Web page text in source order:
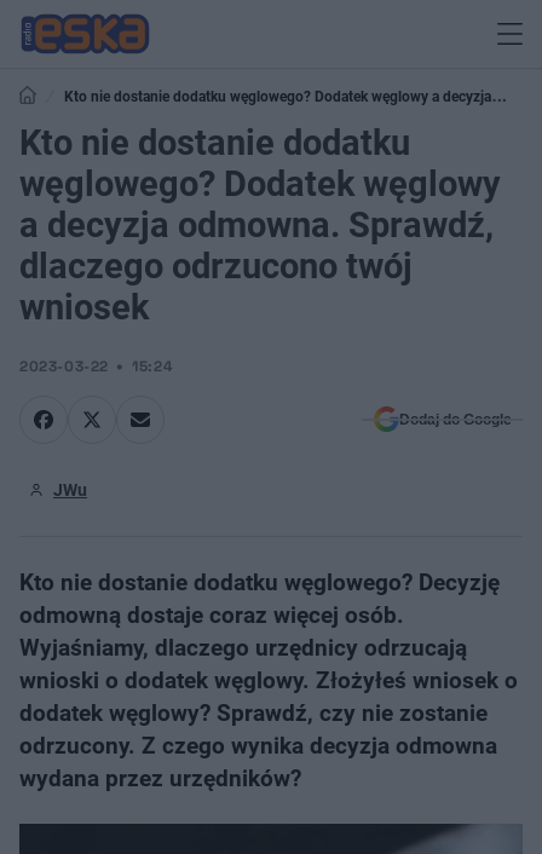
Kto nie dostanie dodatku węglowego? Dodatek węglowy a decyzja
odmowna. Sprawdź, dlaczego odrzucono twój wniosek
Kto nie dostanie dodatku
węglowego? Dodatek węglowy
a decyzja odmowna. Sprawdź,
dlaczego odrzucono twój
wniosek
2023-03-22 15:24
Dodaj do Google
JWu
Kto nie dostanie dodatku węglowego? Decyzję
odmowną dostaje coraz więcej osób.
Wyjaśniamy, dlaczego urzędnicy odrzucają
wnioski o dodatek węglowy. Złożyłeś wniosek o
dodatek węglowy? Sprawdź, czy nie zostanie
odrzucony. Z czego wynika decyzja odmowna
wydana przez urzędników?